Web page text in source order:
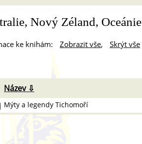
Nový Zéland, Oceánie
ke knihám: Zobrazit vše, Skrýt vše
Název ⇩
Mýty a legendy Tichomoří